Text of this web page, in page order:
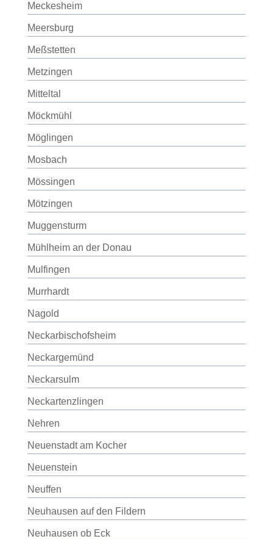
Meckesheim
Meersburg
Meßstetten
Metzingen
Mitteltal
Möckmühl
Möglingen
Mosbach
Mössingen
Mötzingen
Muggensturm
Mühlheim an der Donau
Mulfingen
Murrhardt
Nagold
Neckarbischofsheim
Neckargemünd
Neckarsulm
Neckartenzlingen
Nehren
Neuenstadt am Kocher
Neuenstein
Neuffen
Neuhausen auf den Fildern
Neuhausen ob Eck